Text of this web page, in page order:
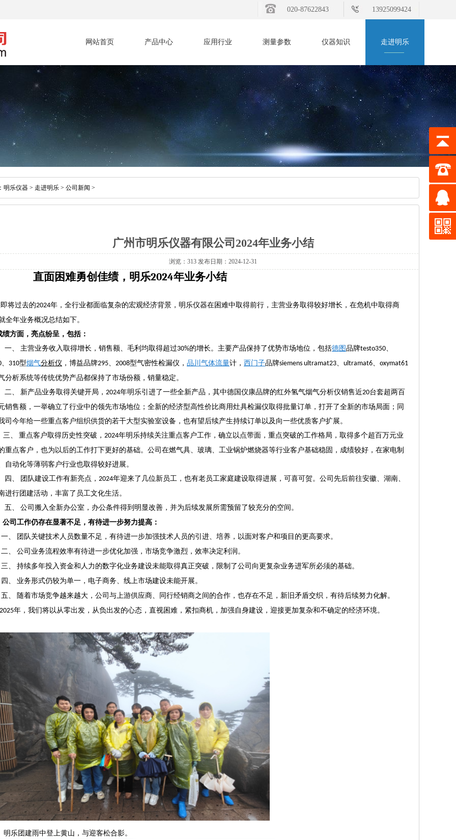
020-87622843 13925099424
网站首页 产品中心 应用行业 测量参数 仪器知识 走进明乐
明乐仪器 > 走进明乐 > 公司新闻 >
广州市明乐仪器有限公司2024年业务小结
浏览： 313 发布日期：2024-12-31
困难勇创佳绩，明乐2024年业务小结
将过去的2024年，全行业都面临复杂的宏观经济背景，明乐仪器在困难中取得前行，主营业务取得较好增长，在危机中取得商
全年业务概况总结如下。
方面，亮点纷呈，包括：
、 主营业务收入取得增长，销售额、毛利均取得超过30%的增长。主要产品保持了优势市场地位，包括德图 品牌testo350、
、 310型烟气分析仪 ，博益品牌295、 2008型气密性检漏仪， 品川 气体流量计， 西门子品牌siemens ultramat23、 ultramat6、 oxymat61
分析系统等传统优势产品都保持了市场份额，销量稳定。
、 新产品业务取得关键开局， 2024年明乐引进了一些全新产品，其中德国仪康品牌的红外氢气烟气分析仪销售近20台套超两百
销售额，一举确立了行业中的领先市场地位；全新的经济型高性价比商用灶具检漏仪取得批量订单，打开了全新的市场局面；同
司今年给一些重点客户组织供货的若干大型实验室设备，也有望后续产生持续订单以及向一些优质客户扩展。
、 重点客户取得历史性突破， 2024年明乐持续关注重点客户工作，确立以点带面，重点突破的工作格局，取得多个超百万元业
重点客户，也为以后的工作打下更好的基础。公司在燃气具、玻璃、工业锅炉燃烧器等行业客户基础稳固，成绩较好，在家电制
自动化等薄弱客户行业也取得较好进展。
、
团队建设工作有新亮点， 2024年迎来了几位新员工，也有老员工家庭建设取得进展，可喜可贺。公司先后前往安徽、湖南、
进行团建活动，丰富了员工文化生活。
、 公司搬入全新办公室，办公条件得到明显改善，并为后续发展所需预留了较充分的空间。
司工作仍存在显著不足，有待进一步努力提高：
、
团队关键技术人员数量不足，有待进一步加强技术人员的引进、培养，以面对客户和项目的更高要求。
、 公司业务流程效率有待进一步优化加强，市场竞争激烈，效率决定利润。
、 持续多年投入资金和人力的数字化业务建设未能取得真正突破，限制了公司向更复杂业务进军所必须的基础。
、 业务形式仍较为单一，电子商务、线上市场建设未能开展。
、
随着市场竞争越来越大，公司与上游供应商、同行经销商之间的合作，也存在不足，新旧矛盾交织，有待后续努力化解。
2025年，我们将以从零出发，从负出发的心态，直视困难，紧扣商机，加强自身建设，迎接更加复杂和不确定的经济环境。
团建雨中登上黄山，与迎客松合影。